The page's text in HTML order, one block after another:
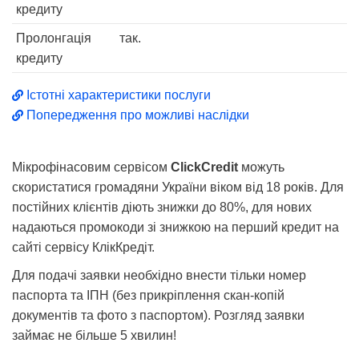
кредиту
Пролонгація
кредиту
так.
Істотні характеристики послуги
Попередження про можливі наслідки
Мікрофінасовим сервісом ClickCredit можуть
скористатися громадяни України віком від 18 років. Для
постійних клієнтів діють знижки до 80%, для нових
надаються промокоди зі знижкою на перший кредит на
сайті сервісу КлікКредіт.
Для подачі заявки необхідно внести тільки номер
паспорта та ІПН (без прикріплення скан-копій
документів та фото з паспортом). Розгляд заявки
займає не більше 5 хвилин!